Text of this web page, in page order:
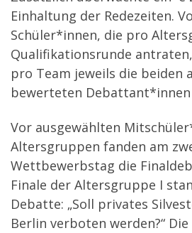
Einhaltung der Redezeiten.
Schüler*innen, die pro
Qualifikationsrunde
pro Team jeweils die beiden
bewerteten Debattant*innen
Vor ausgewählten
Altersgruppen fanden am
Wettbewerbstag die
Finale der Altersgruppe I
Debatte: „Soll privates
Berlin verboten werden?“